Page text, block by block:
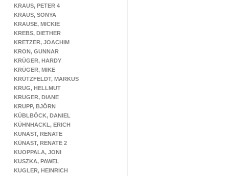
KRAUS, PETER 4
KRAUS, SONYA
KRAUSE, MICKIE
KREBS, DIETHER
KRETZER, JOACHIM
KRON, GUNNAR
KRÜGER, HARDY
KRÜGER, MIKE
KRÜTZFELDT, MARKUS
KRUG, HELLMUT
KRUGER, DIANE
KRUPP, BJÖRN
KÜBLBÖCK, DANIEL
KÜHNHACKL, ERICH
KÜNAST, RENATE
KÜNAST, RENATE 2
KUOPPALA, JONI
KUSZKA, PAWEL
KUGLER, HEINRICH